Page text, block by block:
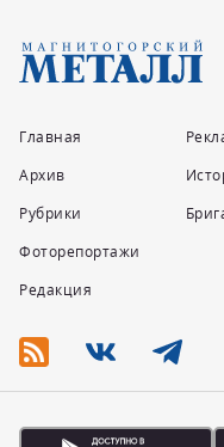
Главная
Архив
Рубрики
Фоторепортажи
Редакция